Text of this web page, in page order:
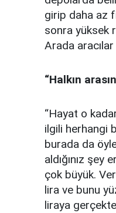
girip daha az
sonra yüksek
Arada
“Halkın
“Hayat o
ilgili herhangi
burada da
aldığınız şey
çok büyük.
lira ve bunu
liraya